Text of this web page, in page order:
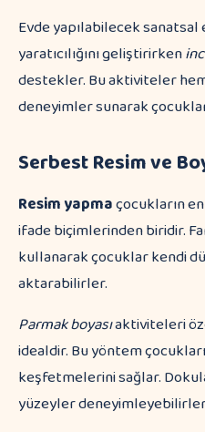
Evde yapılabilecek
yaratıcılığını geliştirirken
destekler. Bu aktiviteler
deneyimler sunarak
Serbest Resim ve
Resim yapmaçocukların
ifade biçimlerinden biridir.
kullanarak çocuklar kendi
aktarabilirler.
Parmak boyasıaktiviteleri
idealdir. Bu yöntem
keşfetmelerini sağlar.
yüzeyler